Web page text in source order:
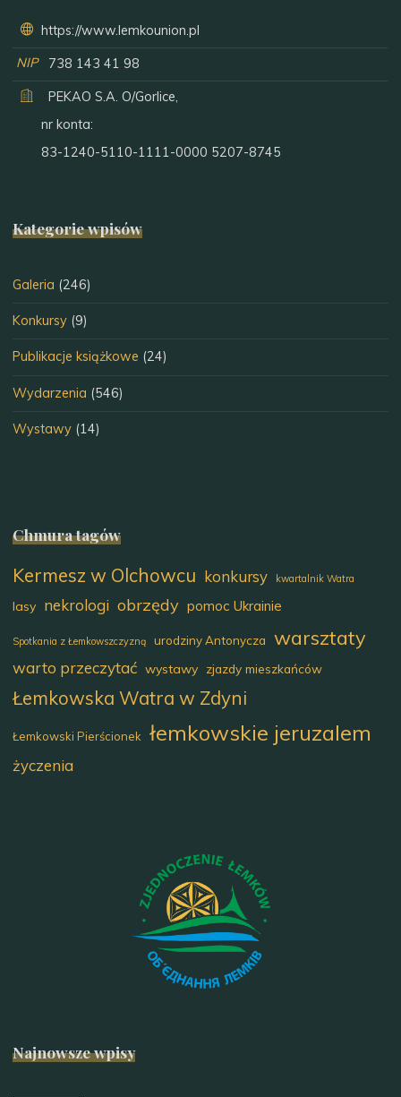
https://www.lemkounion.pl
NIP
738 143 41 98
PEKAO S.A. O/Gorlice,
nr konta:
83-1240-5110-1111-0000 5207-8745
Kategorie wpisów
Galeria (246)
Konkursy (9)
Publikacje książkowe (24)
Wydarzenia (546)
Wystawy (14)
Chmura tagów
Kermesz w Olchowcu konkursy kwartalnik Watra
lasy nekrologi obrzędy pomoc Ukrainie
Spotkania z Łemkowszczyzną urodziny Antonycza warsztaty
warto przeczytać wystawy zjazdy mieszkańców
Łemkowska Watra w Zdyni
Łemkowski Pierścionek łemkowskie jeruzalem
życzenia
Najnowsze wpisy